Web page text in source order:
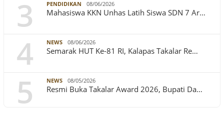
3 PENDIDIKAN 08/06/2026
Mahasiswa KKN Unhas Latih Siswa SDN 7 Ar…
4 NEWS 08/06/2026
Semarak HUT Ke-81 RI, Kalapas Takalar Re…
5 NEWS 08/05/2026
Resmi Buka Takalar Award 2026, Bupati Da…